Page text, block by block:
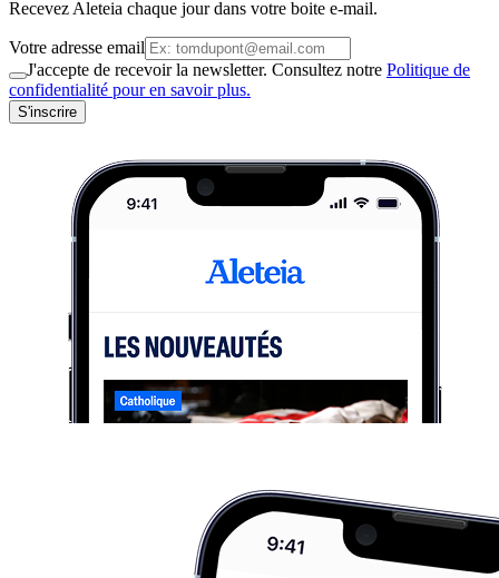
Recevez Aleteia chaque jour dans votre boite e-mail.
Votre adresse email
J'accepte de recevoir la newsletter. Consultez notre Politique de
confidentialité pour en savoir plus.
S'inscrire